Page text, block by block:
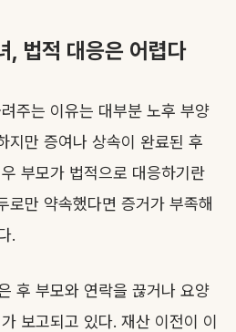
, 법적 대응은 어렵다
주는 이유는 대부분 노후 부양
지만 증여나 상속이 완료된 후
부모가 법적으로 대응하기란
로만 약속했다면 증거가 부족해
.
후 부모와 연락을 끊거나 요양
보고되고 있다. 재산 이전이 이